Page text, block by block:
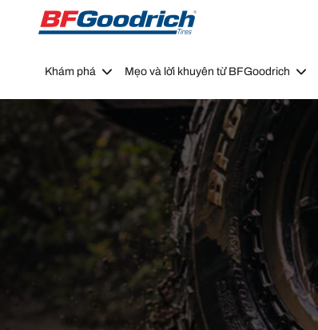
Go to page content
Go to page navigation
Khám phá Mẹo và lời khuyên từ BFGoodrich